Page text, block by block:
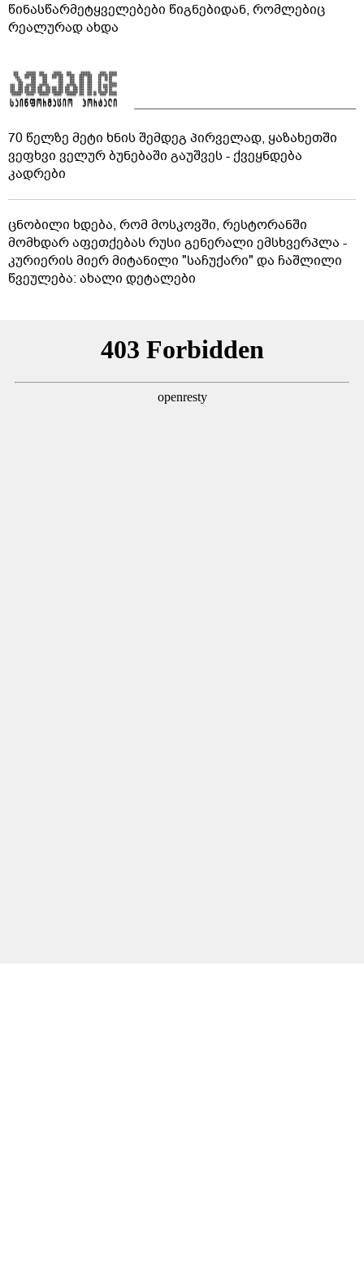
წინასწარმეტყველებები წიგნებიდან, რომლებიც
რეალურად ახდა
70 წელზე მეტი ხნის შემდეგ პირველად, ყაზახეთში
ვეფხვი ველურ ბუნებაში გაუშვეს - ქვეყნდება
კადრები
ცნობილი ხდება, რომ მოსკოვში, რესტორანში
მომხდარ აფეთქებას რუსი გენერალი ემსხვერპლა -
კურიერის მიერ მიტანილი "საჩუქარი" და ჩაშლილი
წვეულება: ახალი დეტალები